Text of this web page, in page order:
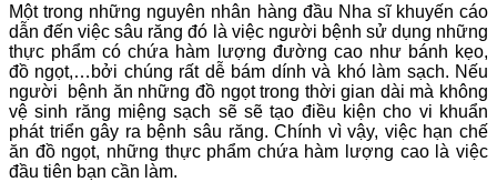
Một trong những nguyên nhân hàng đầu Nha sĩ khuyến cáo
dẫn đến việc sâu răng đó là việc người bệnh sử dụng những
thực phẩm có chứa hàm lượng đường cao như bánh kẹo,
đồ ngọt,…bởi chúng rất dễ bám dính và khó làm sạch. Nếu
người bệnh ăn những đồ ngọt trong thời gian dài mà không
vệ sinh răng miệng sạch sẽ sẽ tạo điều kiện cho vi khuẩn
phát triển gây ra bệnh sâu răng. Chính vì vậy, việc hạn chế
ăn đồ ngọt, những thực phẩm chứa hàm lượng cao là việc
đầu tiên bạn cần làm.